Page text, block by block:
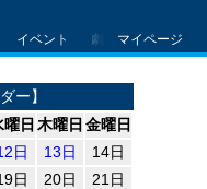
イベント 劇場案内 アク
マイページ
ー】
曜日 木曜日 金曜日
日 13日
14日
日 20日
21日